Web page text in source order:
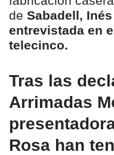
de Sabadell,
entrevistada en
telecinco.
Tras las
Arrimadas
Rosa han